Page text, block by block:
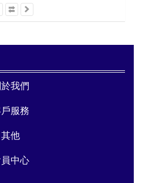
我們
服務
其他
中心